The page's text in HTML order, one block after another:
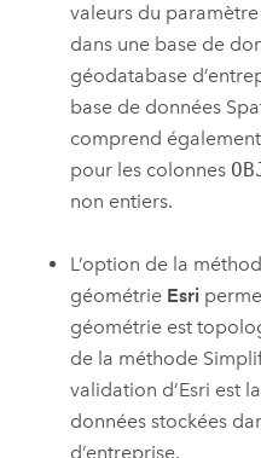
valeurs du paramètre
dans une base de
géodatabase
base de données
comprend
pour les colonnes
non entiers.
L’option de la
géométrie Esri
géométrie est
de la méthode
validation d’Esri est
données stockées
d’entreprise.